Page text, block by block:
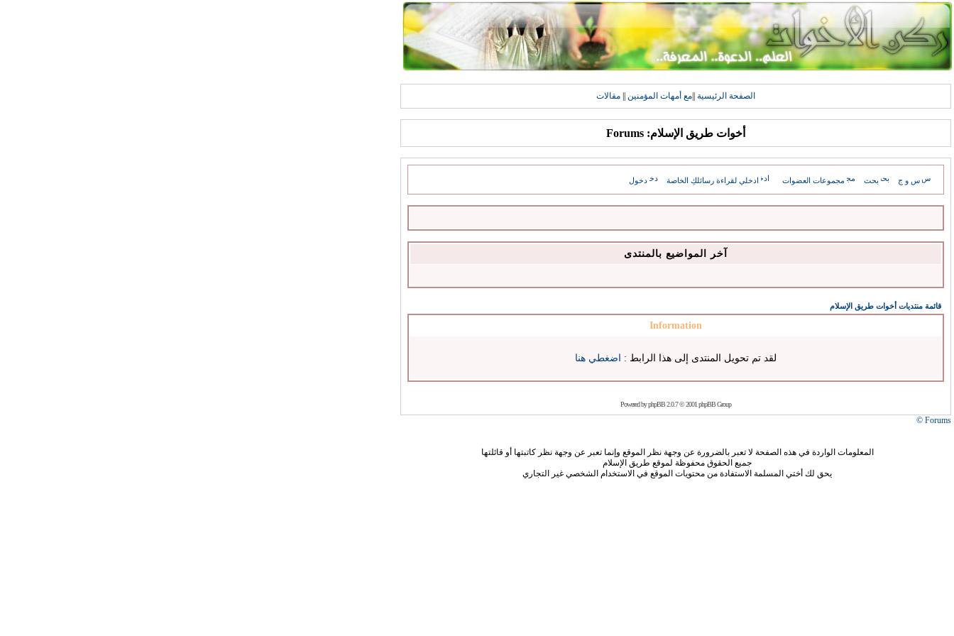
الصفحة الرئيسية مع أمهات المؤمنين مقالات
أخوات طريق الإسلام: Forums
س و ج بحث مجموعات العضوات ادخلي لقراءة رسائلكِ الخاصة دخول
آخر المواضيع بالمنتدى
قائمة منتديات أخوات طريق الإسلام
Information
لقد تم تحويل المنتدى إلى هذا الرابط : اضغطي هنا
Powered byphpBB2.0.7 © 2001 phpBB Group
Forums ©
المعلومات الواردة في هذه الصفحة لا تعبر بالضرورة عن وجهة نظر الموقع وإنما تعبر عن وجهة نظر كاتبتها أو قائلتها
جميع الحقوق محفوظة لموقع طريق الإسلام
يحق لك أختي المسلمة الاستفادة من محتويات الموقع في الاستخدام الشخصي غير التجاري